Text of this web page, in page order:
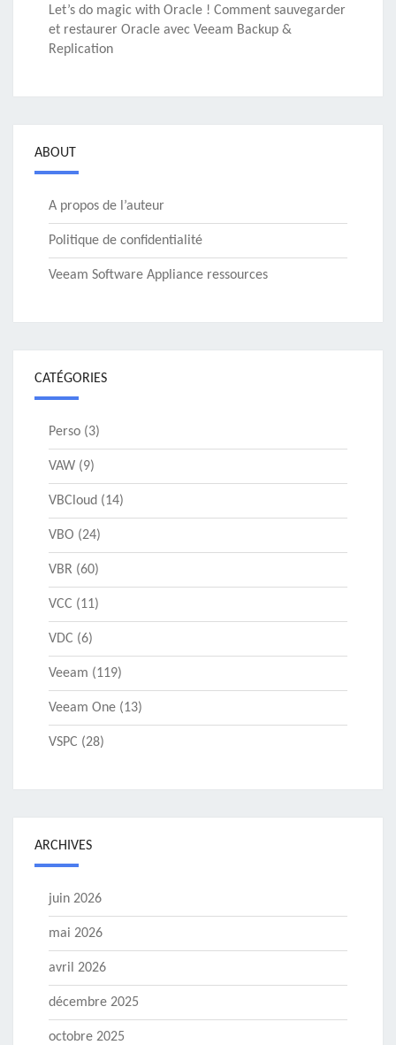
Let’s do magic with Oracle ! Comment sauvegarder
et restaurer Oracle avec Veeam Backup &
Replication
ABOUT
A propos de l’auteur
Politique de confidentialité
Veeam Software Appliance ressources
CATÉGORIES
Perso (3)
VAW (9)
VBCloud (14)
VBO (24)
VBR (60)
VCC (11)
VDC (6)
Veeam (119)
Veeam One (13)
VSPC (28)
ARCHIVES
juin 2026
mai 2026
avril 2026
décembre 2025
octobre 2025